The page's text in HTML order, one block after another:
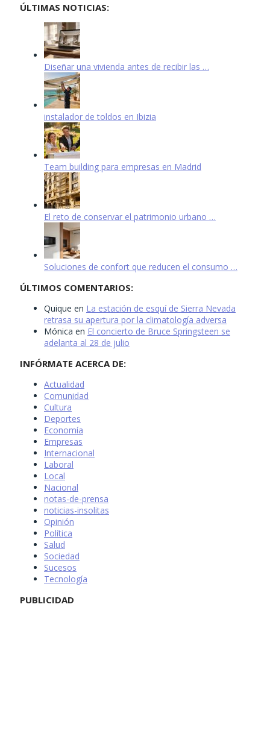
ÚLTIMAS NOTICIAS:
Diseñar una vivienda antes de recibir las …
instalador de toldos en Ibizia
Team building para empresas en Madrid
El reto de conservar el patrimonio urbano …
Soluciones de confort que reducen el consumo …
ÚLTIMOS COMENTARIOS:
Quique en La estación de esquí de Sierra Nevada
retrasa su apertura por la climatología adversa
Mónica en El concierto de Bruce Springsteen se
adelanta al 28 de julio
INFÓRMATE ACERCA DE:
Actualidad
Comunidad
Cultura
Deportes
Economía
Empresas
Internacional
Laboral
Local
Nacional
notas-de-prensa
noticias-insolitas
Opinión
Política
Salud
Sociedad
Sucesos
Tecnología
PUBLICIDAD